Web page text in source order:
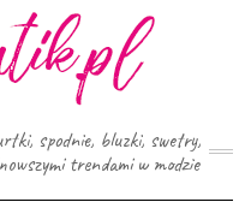
spodnie, bluzki, swetry,
trendami w modzie